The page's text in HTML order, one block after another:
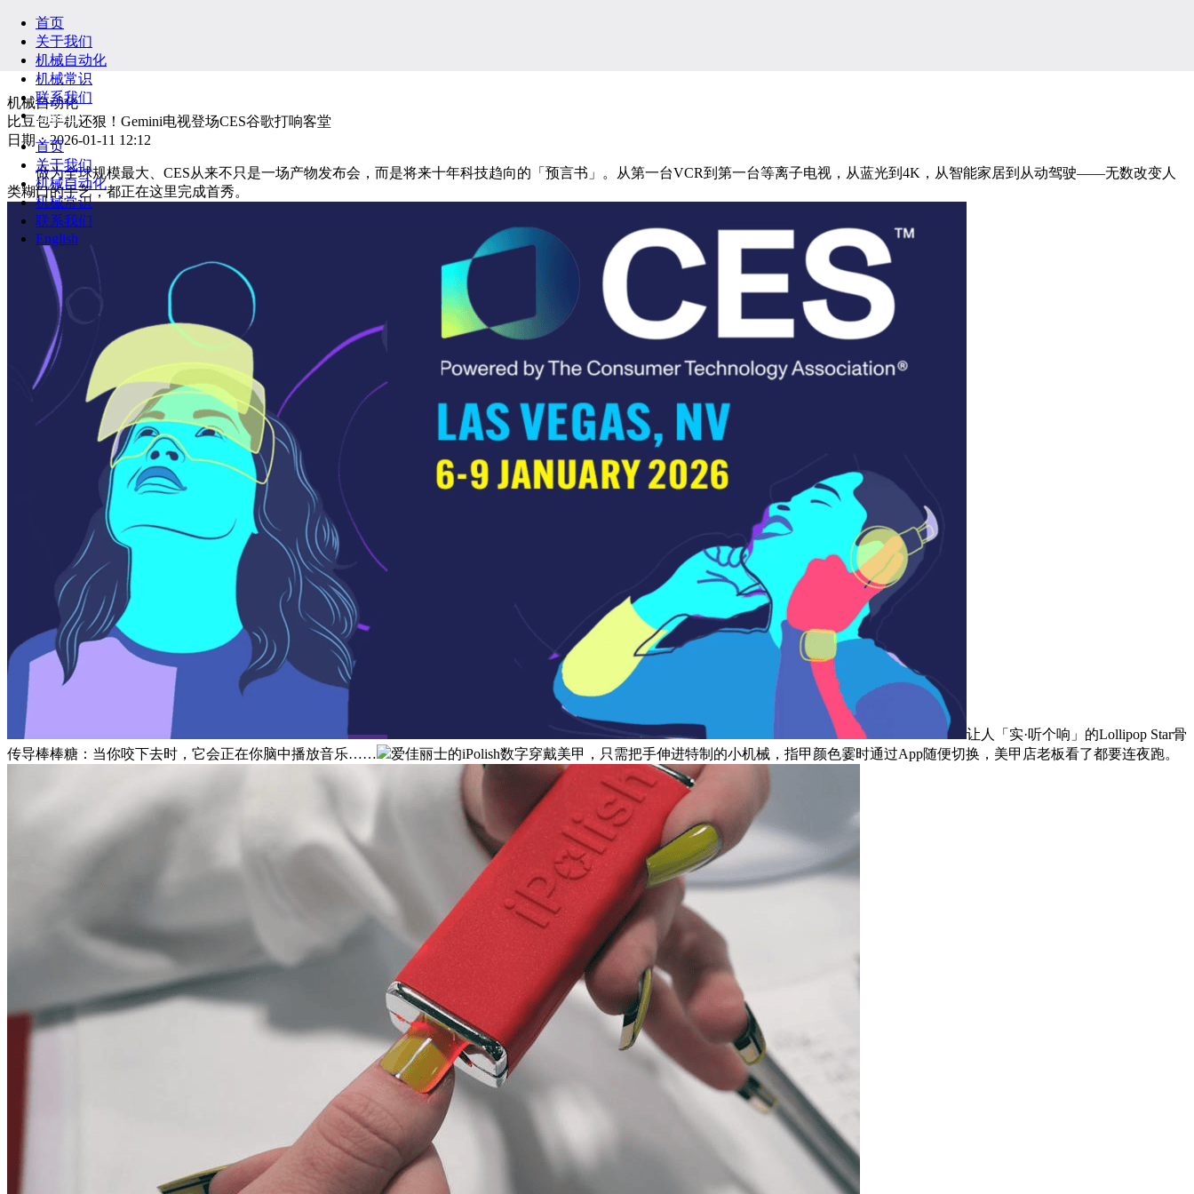
首页
关于我们
机械自动化
机械常识
联系我们
English
首页
关于我们
机械自动化
机械常识
联系我们
English
机械自动化
比豆包手机还狠！Gemini电视登场CES谷歌打响客堂
日期：2026-01-11 12:12
做为全球规模最大、CES从来不只是一场产物发布会，而是将来十年科技趋向的「预言书」。从第一台VCR到第一台等离子电视，从蓝光到4K，从智能家居到从动驾驶——无数改变人
类糊口的手艺，都正在这里完成首秀。
让人「实·听个响」的Lollipop Star骨
传导棒棒糖：当你咬下去时，它会正在你脑中播放音乐……
爱佳丽士的iPolish数字穿戴美甲，只需把手伸进特制的小机械，指甲颜色霎时通过App随便切换，美甲店老板看了都要连夜跑。